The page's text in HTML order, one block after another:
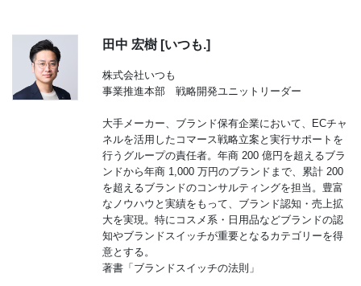
田中 宏樹 [いつも.]
株式会社いつも
事業推進本部 戦略開発ユニットリーダー
大手メーカー、ブランド保有企業において、ECチャ
ネルを活用したコマース戦略立案と実行サポートを
行うグループの責任者。年商 200 億円を超えるブラ
ンドから年商 1,000 万円のブランドまで、累計 200
を超えるブランドのコンサルティングを担当。豊富
なノウハウと実績をもって、ブランド認知・売上拡
大を実現。特にコスメ系・日用品などブランドの認
知やブランドスイッチが重要となるカテゴリーを得
意とする。
著書「ブランドスイッチの法則」